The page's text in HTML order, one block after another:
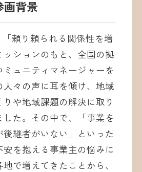
画背景
頼り頼られる関係性を増
ッションのもと、全国の拠
ミュニティマネージャーを
人々の声に耳を傾け、地域
りや地域課題の解決に取り
した。その中で、「事業を
後継者がいない」といった
安を抱える事業主の悩みに
で増えてきたことから、